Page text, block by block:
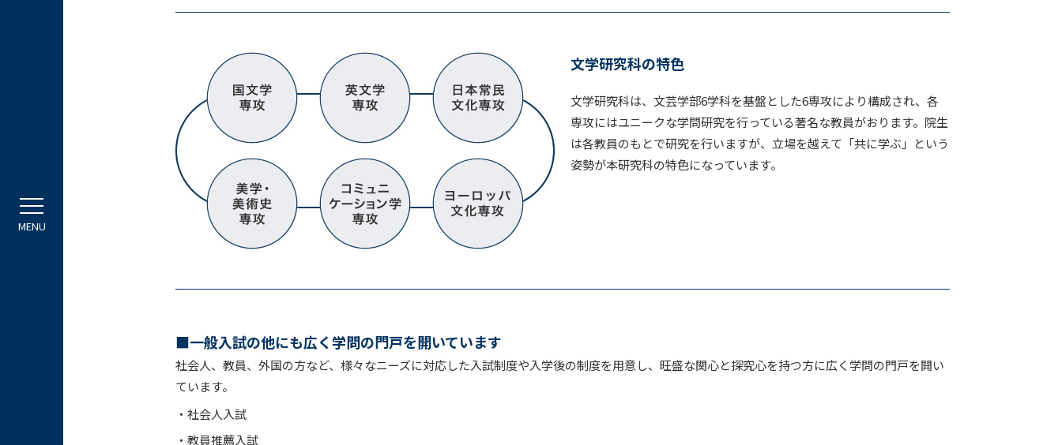
文学研究科の特色
文学研究科は、文芸学部6学科を基盤とした6専攻により構成され、各
専攻にはユニークな学問研究を行っている著名な教員がおります。院生
は各教員のもとで研究を行いますが、立場を越えて「共に学ぶ」という
姿勢が本研究科の特色になっています。
■一般入試の他にも広く学問の門戸を開いています
社会人、教員、外国の方など、様々なニーズに対応した入試制度や入学後の制度を用意し、旺盛な関心と探究心を持つ方に広く学問の門戸を開い
ています。
・ 社会人入試
・ 教員推薦入試